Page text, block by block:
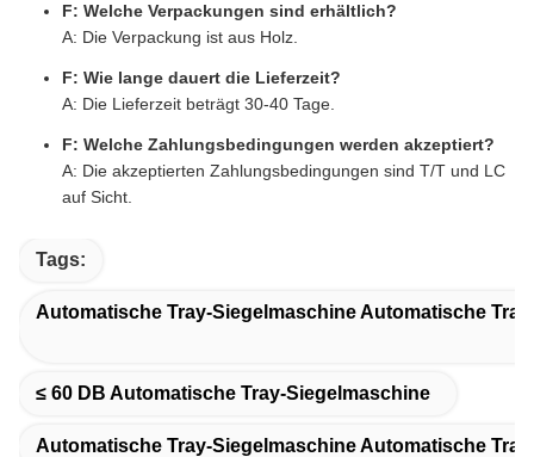
F: Welche Verpackungen sind erhältlich?
A: Die Verpackung ist aus Holz.
F: Wie lange dauert die Lieferzeit?
A: Die Lieferzeit beträgt 30-40 Tage.
F: Welche Zahlungsbedingungen werden akzeptiert?
A: Die akzeptierten Zahlungsbedingungen sind T/T und LC
auf Sicht.
Tags:
Automatische Tray-Siegelmaschine Automatische
≤ 60 DB Automatische Tray-Siegelmaschine
Automatische Tray-Siegelmaschine Automatische